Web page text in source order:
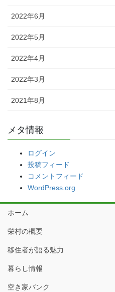
2022年6月
2022年5月
2022年4月
2022年3月
2021年8月
メタ情報
ログイン
投稿フィード
コメントフィード
WordPress.org
ホーム
栄村の概要
移住者が語る魅力
暮らし情報
空き家バンク